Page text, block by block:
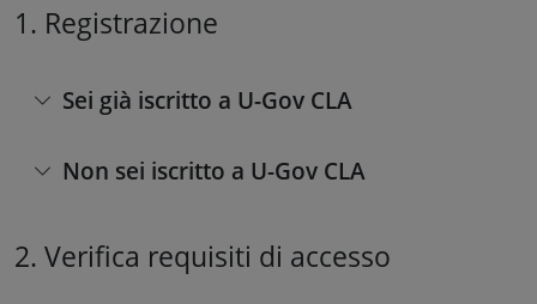
1. Registrazione
Sei già iscritto a U-Gov CLA
Non sei iscritto a U-Gov CLA
2. Verifica requisiti di accesso